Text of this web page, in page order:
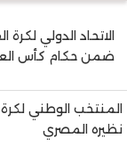
الاتحاد الدولي
ضمن حكام كأس
المنتخب الوطني
نظيره المصري
Pagination